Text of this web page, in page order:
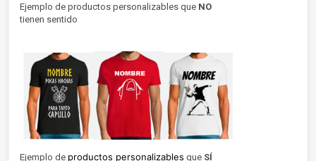
Ejemplo de productos personalizables que NO
tienen sentido
Ejemplo de productos personalizables que SÍ